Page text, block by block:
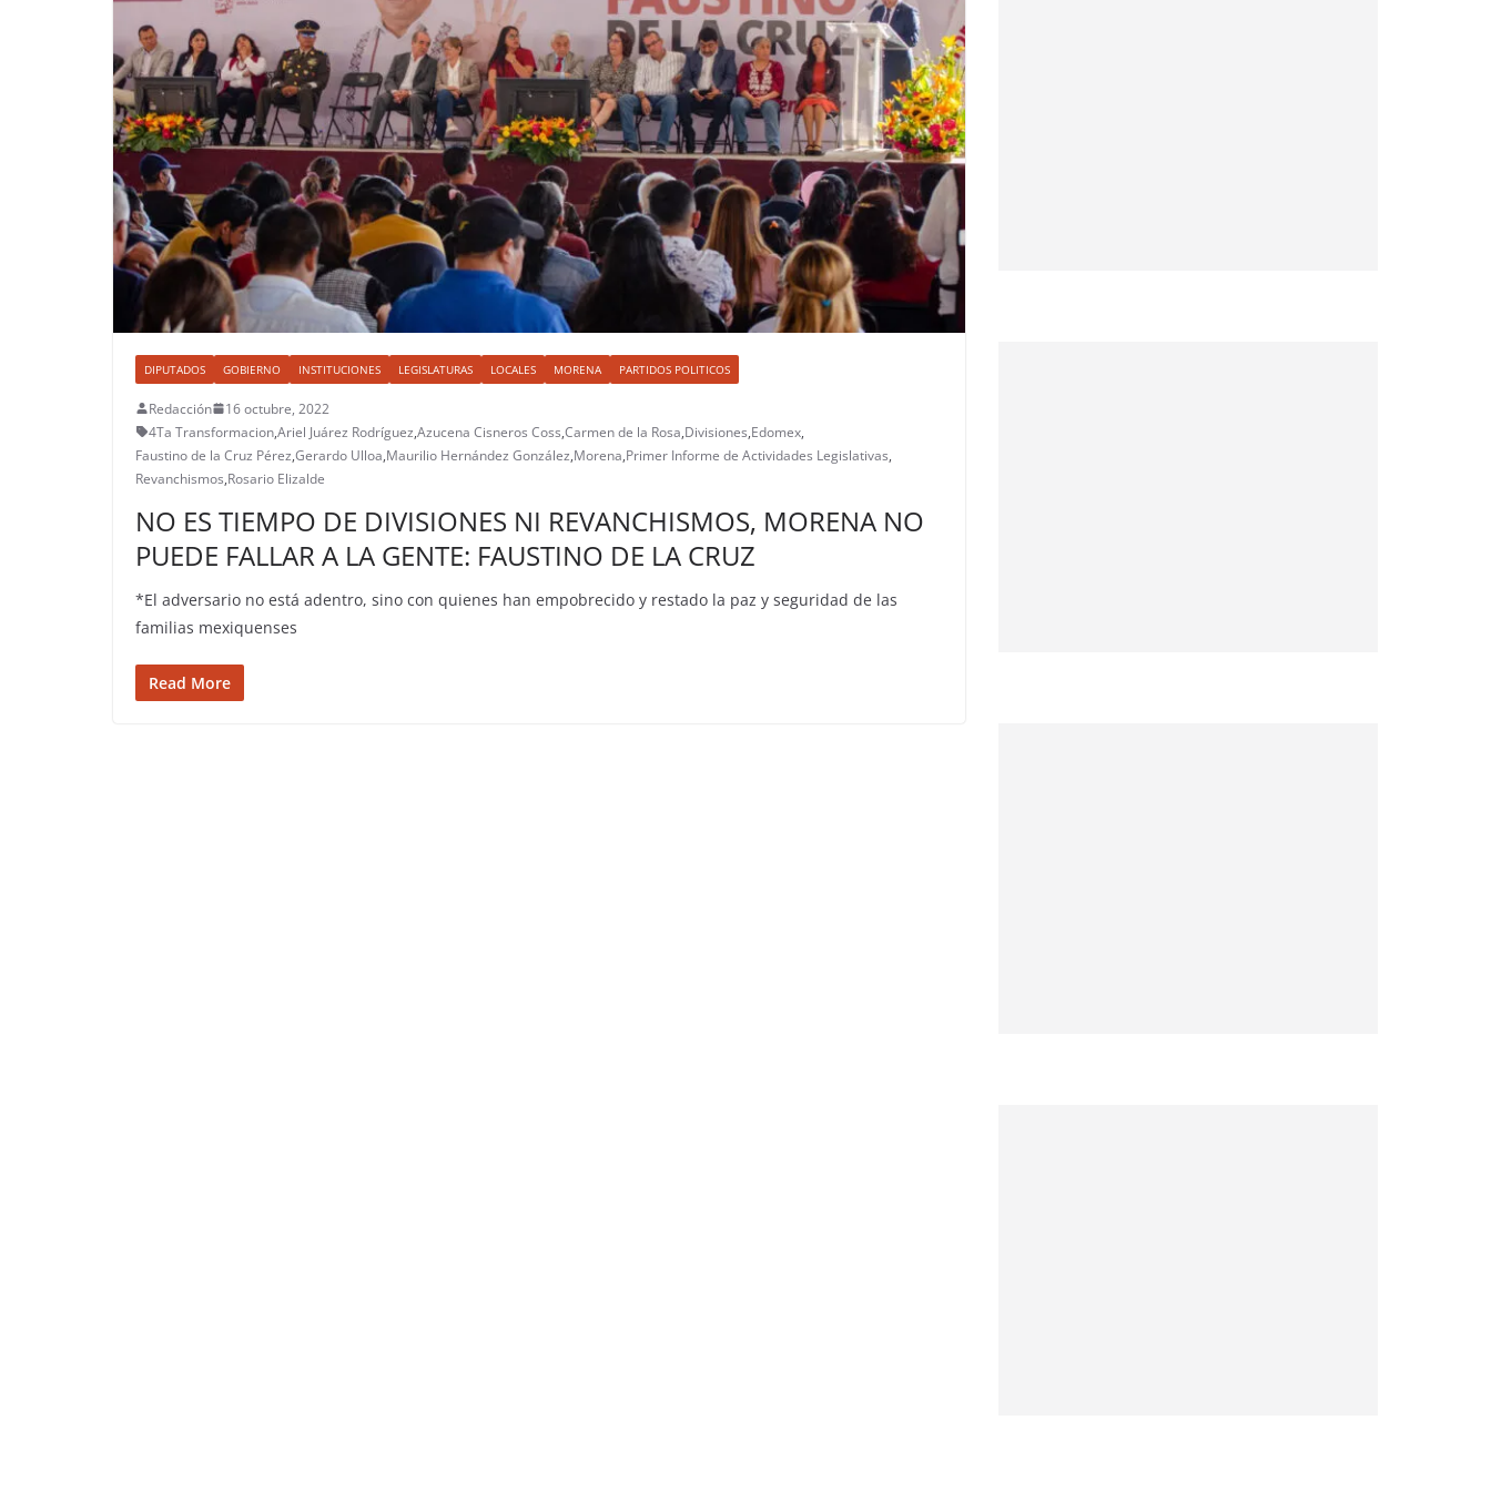
DIPUTADOS GOBIERNO INSTITUCIONES LEGISLATURAS LOCALES MORENA PARTIDOS POLITICOS
Redacción
16 octubre, 2022
4Ta Transformacion,Ariel Juárez Rodríguez,Azucena Cisneros Coss,Carmen de la Rosa,Divisiones,Edomex,
Faustino de la Cruz Pérez,Gerardo Ulloa,Maurilio Hernández González,Morena,Primer Informe de Actividades Legislativas,
Revanchismos,Rosario Elizalde
NO ES TIEMPO DE DIVISIONES NI REVANCHISMOS, MORENA NO
PUEDE FALLAR A LA GENTE: FAUSTINO DE LA CRUZ
*El adversario no está adentro, sino con quienes han empobrecido y restado la paz y seguridad de las
familias mexiquenses
Read More